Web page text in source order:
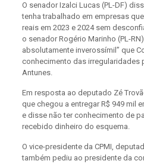
O senador Izalci Lucas (PL-DF)
tenha trabalhado em empresas
reais em 2023 e 2024 sem
o senador Rogério Marinho (PL-
absolutamente inverossímil” que
conhecimento das irregularidades
Antunes.
Em resposta ao deputado Zé
que chegou a entregar R$ 949 mil
e disse não ter conhecimento de
recebido dinheiro do esquema.
O vice-presidente da CPMI,
também pediu ao presidente da